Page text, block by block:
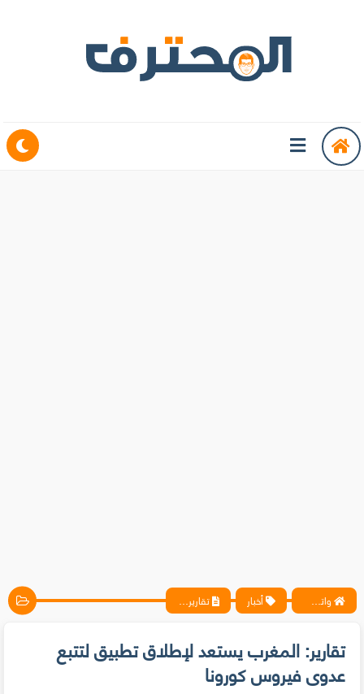
واتس آب ، فيسبوك ، أنترنت ، شروحات تقنية حصرية - المحترف أخبار تقارير: المغرب يستعد لإطلاق تطبيق لتتبع عدوى فيروس كورونا
تقارير: المغرب يستعد لإطلاق تطبيق لتتبع
عدوى فيروس كورونا